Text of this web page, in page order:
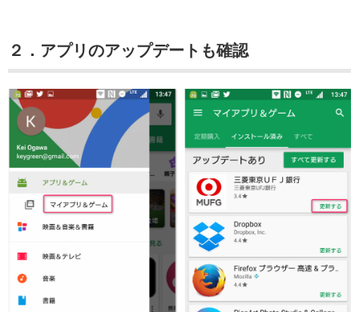
２．アプリのアップデートも確認